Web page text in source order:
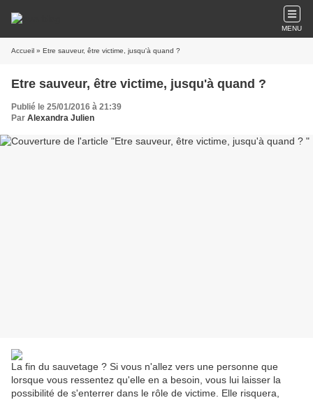
MENU
Accueil » Etre sauveur, être victime, jusqu'à quand ?
Etre sauveur, être victime, jusqu'à quand ?
Publié le 25/01/2016 à 21:39
Par Alexandra Julien
La fin du sauvetage ? Si vous n'allez vers une personne que
lorsque vous ressentez qu'elle en a besoin, vous lui laisser la
possibilité de s'enterrer dans le rôle de victime. Elle risquera,